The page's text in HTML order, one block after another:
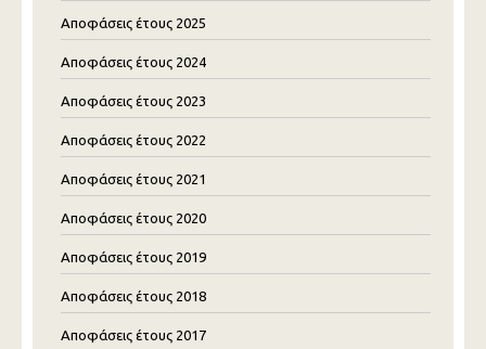
Αποφάσεις έτους 2025
Αποφάσεις έτους 2024
Αποφάσεις έτους 2023
Αποφάσεις έτους 2022
Αποφάσεις έτους 2021
Αποφάσεις έτους 2020
Αποφάσεις έτους 2019
Αποφάσεις έτους 2018
Αποφάσεις έτους 2017